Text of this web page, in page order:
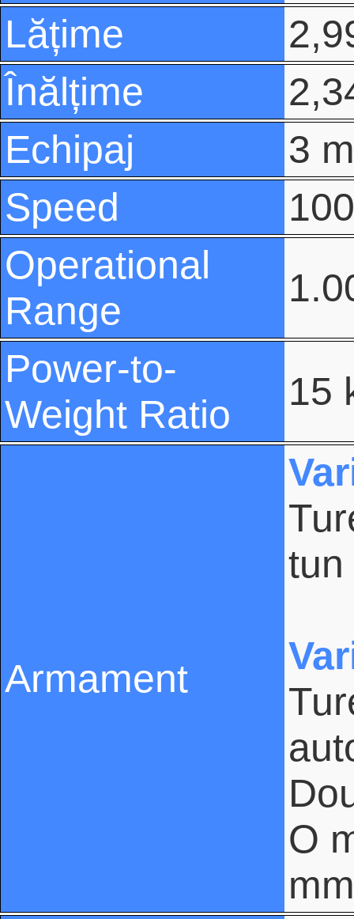
Lățime
Înălțime
Echipaj
3
Speed
Operational
Range
Power-to-
Weight Ratio
15
Armament
tun
O
mm